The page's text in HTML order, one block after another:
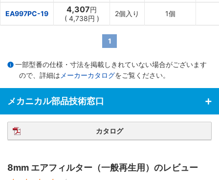
EA997PC-19 4,307円
( 4,738円 )
2個入り 1個
1
一部型番の仕様・寸法を掲載しきれていない場合がございます
ので、詳細は メーカーカタログをご覧ください。
メカニカル部品技術窓口
カタログ
8mm エアフィルター（一般再生用）のレビュー